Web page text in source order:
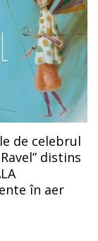
de celebrul
distins
în aer